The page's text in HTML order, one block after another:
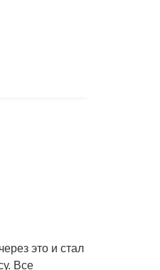
это и стал
Все